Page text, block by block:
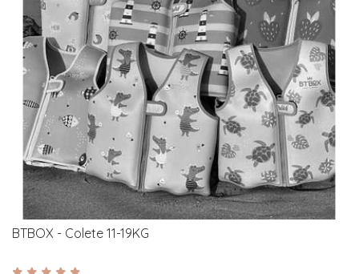
BTBOX - Colete 11-19KG